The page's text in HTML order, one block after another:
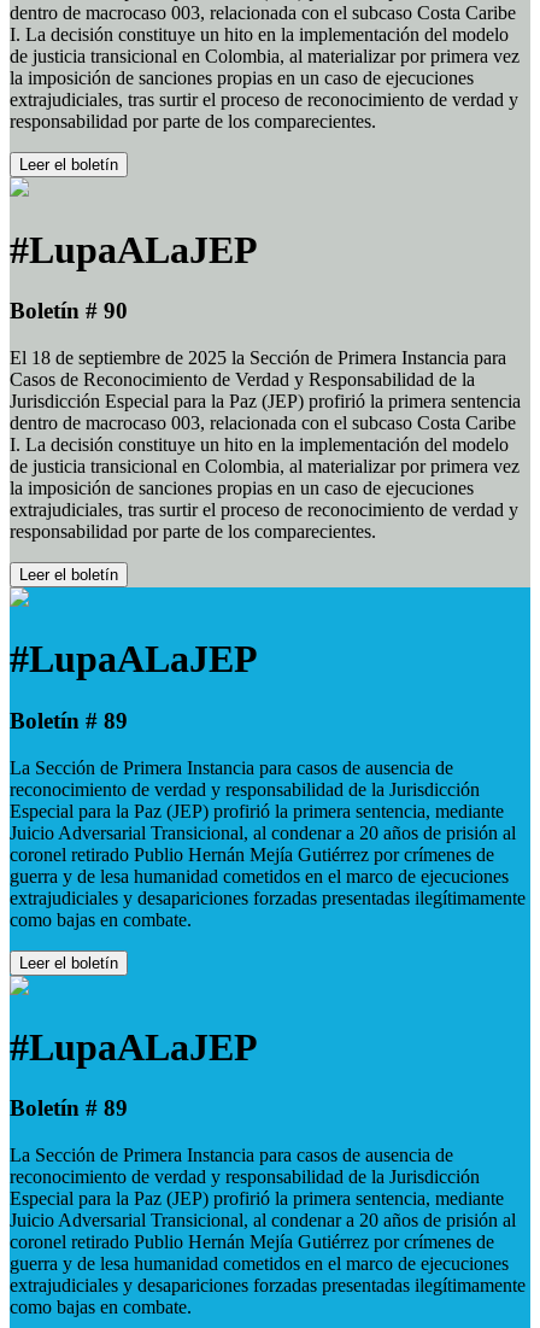
dentro de macrocaso 003, relacionada con el subcaso Costa Caribe
I. La decisión constituye un hito en la implementación del modelo
de justicia transicional en Colombia, al materializar por primera vez
la imposición de sanciones propias en un caso de ejecuciones
extrajudiciales, tras surtir el proceso de reconocimiento de verdad y
responsabilidad por parte de los comparecientes.
Leer el boletín
#LupaALaJEP
Boletín # 90
El 18 de septiembre de 2025 la Sección de Primera Instancia para
Casos de Reconocimiento de Verdad y Responsabilidad de la
Jurisdicción Especial para la Paz (JEP) profirió la primera sentencia
dentro de macrocaso 003, relacionada con el subcaso Costa Caribe
I. La decisión constituye un hito en la implementación del modelo
de justicia transicional en Colombia, al materializar por primera vez
la imposición de sanciones propias en un caso de ejecuciones
extrajudiciales, tras surtir el proceso de reconocimiento de verdad y
responsabilidad por parte de los comparecientes.
Leer el boletín
#LupaALaJEP
Boletín # 89
La Sección de Primera Instancia para casos de ausencia de
reconocimiento de verdad y responsabilidad de la Jurisdicción
Especial para la Paz (JEP) profirió la primera sentencia, mediante
Juicio Adversarial Transicional, al condenar a 20 años de prisión al
coronel retirado Publio Hernán Mejía Gutiérrez por crímenes de
guerra y de lesa humanidad cometidos en el marco de ejecuciones
extrajudiciales y desapariciones forzadas presentadas ilegítimamente
como bajas en combate.
Leer el boletín
#LupaALaJEP
Boletín # 89
La Sección de Primera Instancia para casos de ausencia de
reconocimiento de verdad y responsabilidad de la Jurisdicción
Especial para la Paz (JEP) profirió la primera sentencia, mediante
Juicio Adversarial Transicional, al condenar a 20 años de prisión al
coronel retirado Publio Hernán Mejía Gutiérrez por crímenes de
guerra y de lesa humanidad cometidos en el marco de ejecuciones
extrajudiciales y desapariciones forzadas presentadas ilegítimamente
como bajas en combate.